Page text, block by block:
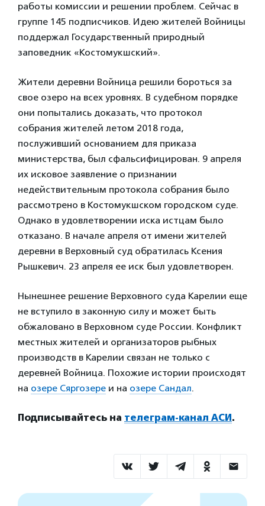
работы комиссии и решении проблем. Сейчас в
группе 145 подписчиков. Идею жителей Войницы
поддержал Государственный природный
заповедник «Костомукшский».
Жители деревни Войница решили бороться за
свое озеро на всех уровнях. В судебном порядке
они попытались доказать, что протокол
собрания жителей летом 2018 года,
послуживший основанием для приказа
министерства, был сфальсифицирован. 9 апреля
их исковое заявление о признании
недействительным протокола собрания было
рассмотрено в Костомукшском городском суде.
Однако в удовлетворении иска истцам было
отказано. В начале апреля от имени жителей
деревни в Верховный суд обратилась Ксения
Рышкевич. 23 апреля ее иск был удовлетворен.
Нынешнее решение Верховного суда Карелии еще
не вступило в законную силу и может быть
обжаловано в Верховном суде России. Конфликт
местных жителей и организаторов рыбных
производств в Карелии связан не только с
деревней Войница. Похожие истории происходят
на озере Сяргозере и на озере Сандал.
Подписывайтесь на телеграм-канал АСИ .